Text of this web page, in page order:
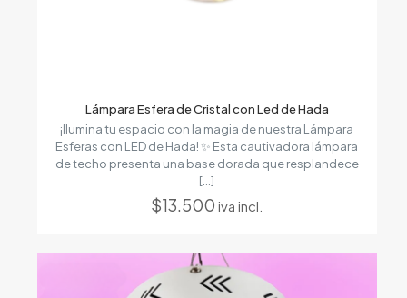
Lámpara Esfera de Cristal con Led de Hada
¡Ilumina tu espacio con la magia de nuestra Lámpara
Esferas con LED de Hada! ✨ Esta cautivadora lámpara
de techo presenta una base dorada que resplandece
[…]
$13.500 iva incl.